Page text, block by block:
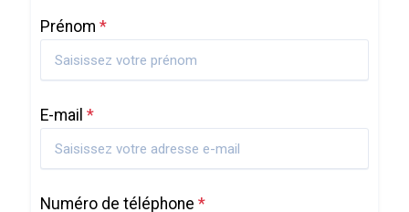
Prénom *
E-mail *
Numéro de téléphone *